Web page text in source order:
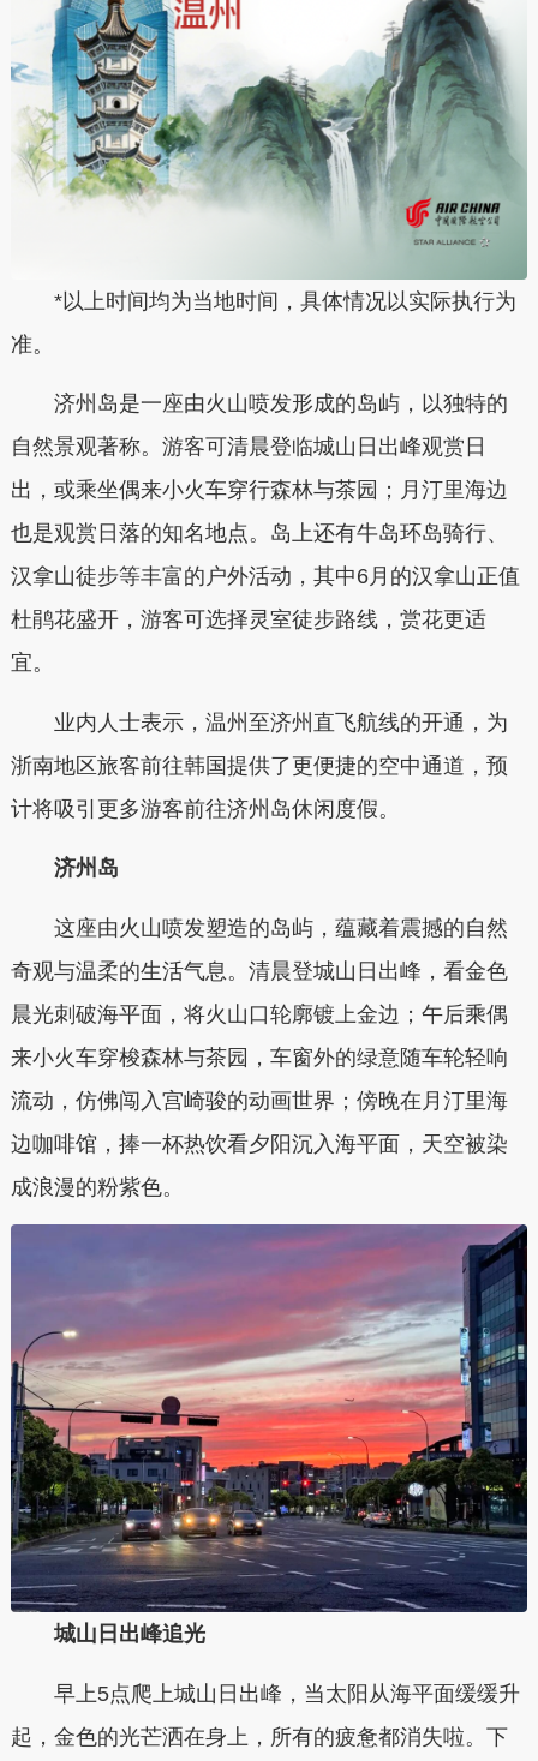
*以上时间均为当地时间，具体情况以实际执行为
准。
济州岛是一座由火山喷发形成的岛屿，以独特的
自然景观著称。游客可清晨登临城山日出峰观赏日
出，或乘坐偶来小火车穿行森林与茶园；月汀里海边
也是观赏日落的知名地点。岛上还有牛岛环岛骑行、
汉拿山徒步等丰富的户外活动，其中6月的汉拿山正值
杜鹃花盛开，游客可选择灵室徒步路线，赏花更适
宜。
业内人士表示，温州至济州直飞航线的开通，为
浙南地区旅客前往韩国提供了更便捷的空中通道，预
计将吸引更多游客前往济州岛休闲度假。
济州岛
这座由火山喷发塑造的岛屿，蕴藏着震撼的自然
奇观与温柔的生活气息。清晨登城山日出峰，看金色
晨光刺破海平面，将火山口轮廓镀上金边；午后乘偶
来小火车穿梭森林与茶园，车窗外的绿意随车轮轻响
流动，仿佛闯入宫崎骏的动画世界；傍晚在月汀里海
边咖啡馆，捧一杯热饮看夕阳沉入海平面，天空被染
成浪漫的粉紫色。
城山日出峰追光
早上5点爬上城山日出峰，当太阳从海平面缓缓升
起，金色的光芒洒在身上，所有的疲惫都消失啦。下